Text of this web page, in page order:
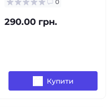
0
290.00 грн.
Купити